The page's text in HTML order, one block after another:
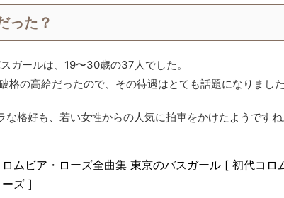
った？
ガールは、19〜30歳の37人でした。
の高給だったので、その待遇はとても話題になりました
格好も、若い女性からの人気に拍車をかけたようですね
ムビア・ローズ全曲集 東京のバスガール [ 初代コロ
ズ ]